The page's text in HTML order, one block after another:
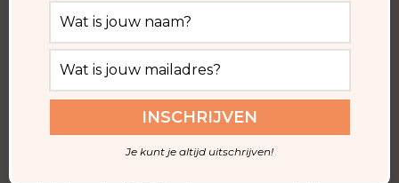
NEEM CONTACT OP!
Heb je vragen voor mij? Aarzel dan niet om een
bericht achter te laten of mij een e-mail te
Je kunt je altijd uitschrijven!